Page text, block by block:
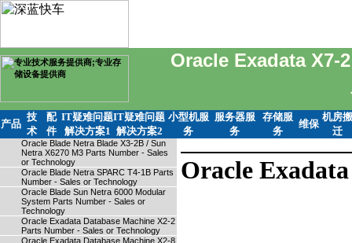
Oracle Exadata X7-
产品
技
术
配
件
IT疑难问题
解决方案1
IT疑难问题
解决方案2
小型机服
务
服务器服
务
存储服
务
维保
机房搬
迁
Oracle Blade Netra Blade X3-2B / Sun
Netra X6270 M3 Parts Number - Sales
or Technology
Oracle Blade Netra SPARC T4-1B Parts
Number - Sales or Technology
Oracle Blade Sun Netra 6000 Modular
System Parts Number - Sales or
Technology
Oracle Exadata Database Machine X2-2
Parts Number - Sales or Technology
Oracle Exadata Database Machine X2-8
Oracle